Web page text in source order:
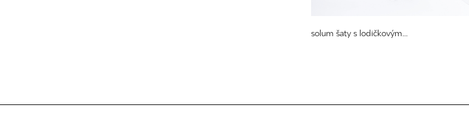
solum šaty s lodičkovým...